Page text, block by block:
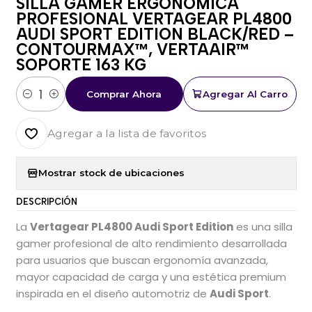
PROFESIONAL VERTAGEAR PL4800
AUDI SPORT EDITION BLACK/RED –
CONTOURMAX™, VERTAAIR™
SOPORTE 163 KG
Cantidad
Agregar Al Carro
Comprar Ahora
Agregar a la lista de favoritos
Mostrar stock de ubicaciones
DESCRIPCIÓN
La Vertagear PL4800 Audi Sport Editiones una silla
gamer profesional de alto rendimiento desarrollada
para usuarios que buscan ergonomía avanzada,
mayor capacidad de carga y una estética premium
inspirada en el diseño automotriz de Audi Sport.